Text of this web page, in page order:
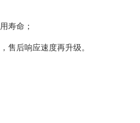
寿命；
后响应速度再升级。